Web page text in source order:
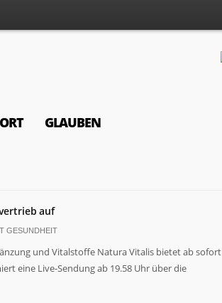
GLAUBEN
auf
GESUNDHEIT
und Vitalstoffe Natura Vitalis bietet ab sofort
eine Live-Sendung ab 19.58 Uhr über die